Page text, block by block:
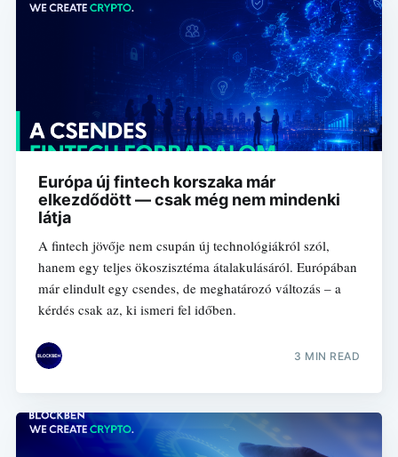
Európa új fintech korszaka már
elkezdődött — csak még nem mindenki
látja
A fintech jövője nem csupán új technológiákról szól,
hanem egy teljes ökoszisztéma átalakulásáról. Európában
már elindult egy csendes, de meghatározó változás – a
kérdés csak az, ki ismeri fel időben.
3 MIN READ